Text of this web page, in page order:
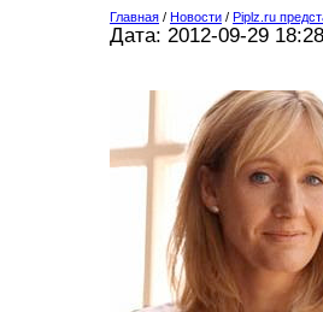
Главная / Новости / Piplz.ru
Дата: 2012-09-29 18:28